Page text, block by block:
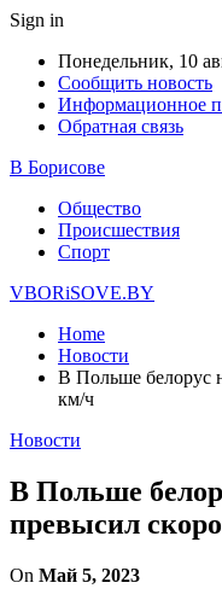
Sign in
Понедельник, 10
Сообщить новость
Информационное
Обратная связь
В Борисове
Общество
Происшествия
Спорт
VBORiSOVE.BY
Home
Новости
В Польше белорус
км/ч
Новости
В Польше
превысил
On Май 5, 2023